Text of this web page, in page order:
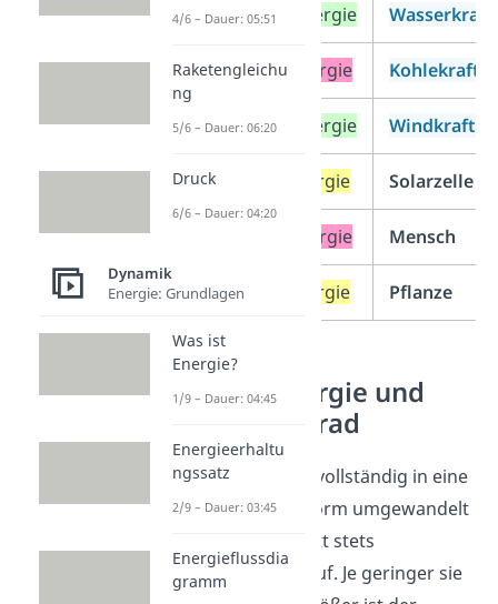
Bewegungsenergie
chemische Energie
Bewegungsenergie
Strahlungsenergie Solarzelle
chemische Energie Mensch
Strahlungsenergie Pflanze
Verlustenergie und
Wirkungsgrad
Weil Energie nie vollständig in eine
einzige Energieform umgewandelt
werden kann, tritt stets
Verlustenergie auf. Je geringer sie
4/6 – Dauer: 05:51
Raketengleichu
ng
5/6 – Dauer: 06:20
Druck
6/6 – Dauer: 04:20
Dynamik
Energie: Grundlagen
Was ist
Energie?
1/9 – Dauer: 04:45
Energieerhaltu
ngssatz
2/9 – Dauer: 03:45
Energieflussdia
gramm